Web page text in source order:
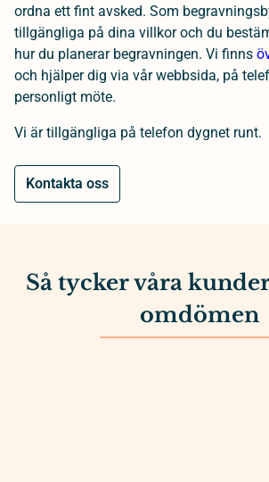
ordna ett fint avsked. Som
tillgängliga på dina villkor och du
hur du planerar begravningen. Vi finns
och hjälper dig via vår webbsida, på
personligt möte.
Vi är tillgängliga på telefon dygnet runt.
Kontakta oss
Så tycker våra
omdömen